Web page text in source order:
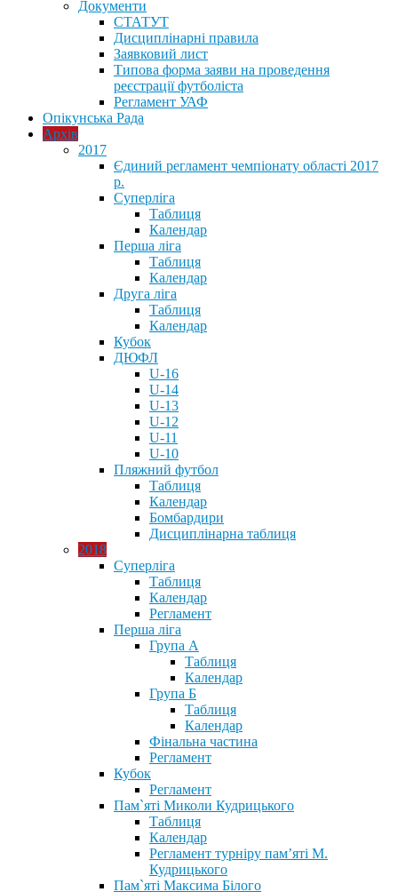
Документи
СТАТУТ
Дисциплінарні правила
Заявковий лист
Типова форма заяви на проведення
реєстрації футболіста
Регламент УАФ
Опікунська Рада
Архів
2017
Єдиний регламент чемпіонату області 2017
р.
Суперліга
Таблиця
Календар
Перша ліга
Таблиця
Календар
Друга ліга
Таблиця
Календар
Кубок
ДЮФЛ
U-16
U-14
U-13
U-12
U-11
U-10
Пляжний футбол
Таблиця
Календар
Бомбардири
Дисциплінарна таблиця
2018
Суперліга
Таблиця
Календар
Регламент
Перша ліга
Група А
Таблиця
Календар
Група Б
Таблиця
Календар
Фінальна частина
Регламент
Кубок
Регламент
Пам`яті Миколи Кудрицького
Таблиця
Календар
Регламент турніру пам’яті М.
Кудрицького
Пам`яті Максима Білого